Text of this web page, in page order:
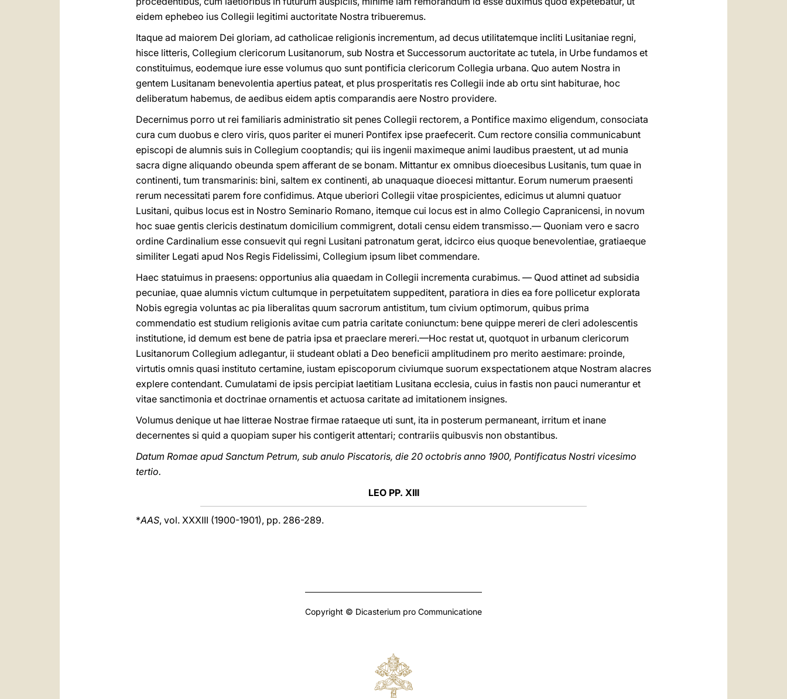
eidem ephebeo ius Collegii legitimi auctoritate Nostra tribueremus.
Itaque ad maiorem Dei gloriam, ad catholicae religionis incrementum, ad decus utilitatemque incliti Lusitaniae regni,
hisce litteris, Collegium clericorum Lusitanorum, sub Nostra et Successorum auctoritate ac tutela, in Urbe fundamos et
constituimus, eodemque iure esse volumus quo sunt pontificia clericorum Collegia urbana. Quo autem Nostra in
gentem Lusitanam benevolentia apertius pateat, et plus prosperitatis res Collegii inde ab ortu sint habiturae, hoc
deliberatum habemus, de aedibus eidem aptis comparandis aere Nostro providere.
Decernimus porro ut rei familiaris administratio sit penes Collegii rectorem, a Pontifice maximo eligendum, consociata
cura cum duobus e clero viris, quos pariter ei muneri Pontifex ipse praefecerit. Cum rectore consilia communicabunt
episcopi de alumnis suis in Collegium cooptandis; qui iis ingenii maximeque animi laudibus praestent, ut ad munia
sacra digne aliquando obeunda spem afferant de se bonam. Mittantur ex omnibus dioecesibus Lusitanis, tum quae in
continenti, tum transmarinis: bini, saltem ex continenti, ab unaquaque dioecesi mittantur. Eorum numerum praesenti
rerum necessitati parem fore confidimus. Atque uberiori Collegii vitae prospicientes, edicimus ut alumni quatuor
Lusitani, quibus locus est in Nostro Seminario Romano, itemque cui locus est in almo Collegio Capranicensi, in novum
hoc suae gentis clericis destinatum domicilium commigrent, dotali censu eidem transmisso.— Quoniam vero e sacro
ordine Cardinalium esse consuevit qui regni Lusitani patronatum gerat, idcirco eius quoque benevolentiae, gratiaeque
similiter Legati apud Nos Regis Fidelissimi, Collegium ipsum libet commendare.
Haec statuimus in praesens: opportunius alia quaedam in Collegii incrementa curabimus. — Quod attinet ad subsidia
pecuniae, quae alumnis victum cultumque in perpetuitatem suppeditent, paratiora in dies ea fore pollicetur explorata
Nobis egregia voluntas ac pia liberalitas quum sacrorum antistitum, tum civium optimorum, quibus prima
commendatio est studium religionis avitae cum patria caritate coniunctum: bene quippe mereri de cleri adolescentis
institutione, id demum est bene de patria ipsa et praeclare mereri.—Hoc restat ut, quotquot in urbanum clericorum
Lusitanorum Collegium adlegantur, ii studeant oblati a Deo beneficii amplitudinem pro merito aestimare: proinde,
virtutis omnis quasi instituto certamine, iustam episcoporum civiumque suorum exspectationem atque Nostram alacres
explere contendant. Cumulatami de ipsis percipiat laetitiam Lusitana ecclesia, cuius in fastis non pauci numerantur et
vitae sanctimonia et doctrinae ornamentis et actuosa caritate ad imitationem insignes.
Volumus denique ut hae litterae Nostrae firmae rataeque uti sunt, ita in posterum permaneant, irritum et inane
decernentes si quid a quopiam super his contigerit attentari; contrariis quibusvis non obstantibus.
Datum Romae apud Sanctum Petrum, sub anulo Piscatoris, die 20 octobris anno 1900, Pontificatus Nostri vicesimo
tertio.
LEO PP. XIII
*AAS, vol. XXXIII (1900-1901), pp. 286-289.
Copyright © Dicasterium pro Communicatione